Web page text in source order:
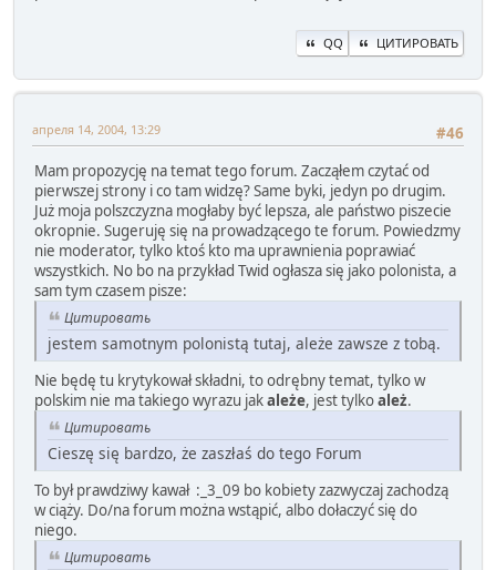
QQ ЦИТИРОВАТЬ
#46
апреля 14, 2004, 13:29
Mam propozycję na temat tego forum. Zacząłem czytać od
pierwszej strony i co tam widzę? Same byki, jedyn po drugim.
Już moja polszczyzna mogłaby być lepsza, ale państwo piszecie
okropnie. Sugeruję się na prowadzącego te forum. Powiedzmy
nie moderator, tylko ktoś kto ma uprawnienia poprawiać
wszystkich. No bo na przykład Twid ogłasza się jako polonista, a
sam tym czasem pisze:
Цитировать
jestem samotnym polonistą tutaj, ależe zawsze z tobą.
Nie będę tu krytykował składni, to odrębny temat, tylko w
polskim nie ma takiego wyrazu jakależe, jest tylkoależ.
Цитировать
Cieszę się bardzo, że zaszłaś do tego Forum
To był prawdziwy kawał :_3_09 bo kobiety zazwyczaj zachodzą
w ciąży. Do/na forum można wstąpić, albo dołaczyć się do
niego.
Цитировать